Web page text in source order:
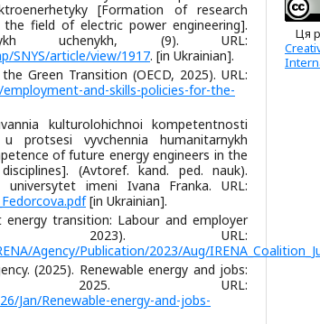
[Formation of research
field of electric power engineering].
uchenykh, (9). URL:
SNYS/article/view/1917. [in Ukrainian].
Green Transition (OECD, 2025). URL:
and-skills-policies-for-the-
kulturolohichnoi kompetentnosti
protsesi vyvchennia humanitarnykh
of future energy engineers in the
(Avtoref. kand. рed. nauk).
universytet imeni Ivana Franka. URL:
[in Ukrainian].
transition: Labour and employer
2023). URL:
Agency/Publication/2023/Aug/
(2025). Renewable energy and jobs:
2025. URL:
Jan/Renewable-energy-and-jobs-
Ця